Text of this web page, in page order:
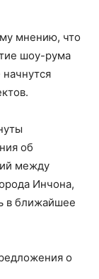
мнению, что
шоу-рума
об
между
Инчона,
в ближайшее
о